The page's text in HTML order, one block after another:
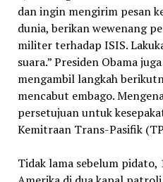
dan ingin mengirim pesan
dunia, berikan wewenang
militer terhadap ISIS.
suara.” Presiden Obama
mengambil langkah
mencabut embago.
persetujuan untuk
Kemitraan Trans-Pasifik
Tidak lama sebelum